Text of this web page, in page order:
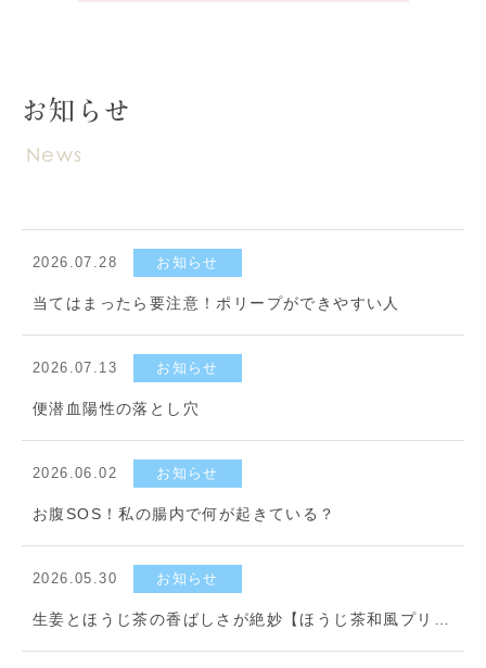
お知らせ
News
2026.07.28 お知らせ
当てはまったら要注意！ポリープができやすい人
2026.07.13 お知らせ
便潜血陽性の落とし穴
2026.06.02 お知らせ
お腹SOS！私の腸内で何が起きている？
2026.05.30 お知らせ